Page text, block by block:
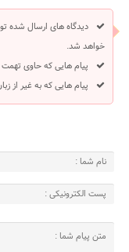
دیدگاه های ارسال شده
خواهد شد.
پیام هایی که حاوی تهمت
پیام هایی که به غیر از